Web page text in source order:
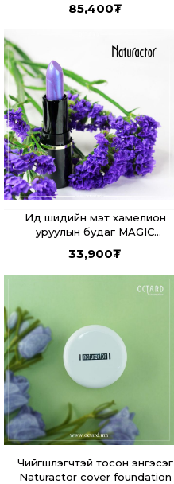
85,400₮
Ид шидийн мэт хамелион
уруулын будаг MAGIC
33,900₮
Чийгшүүлэгчтэй тосон энгэсэг
Naturactor cover foundation